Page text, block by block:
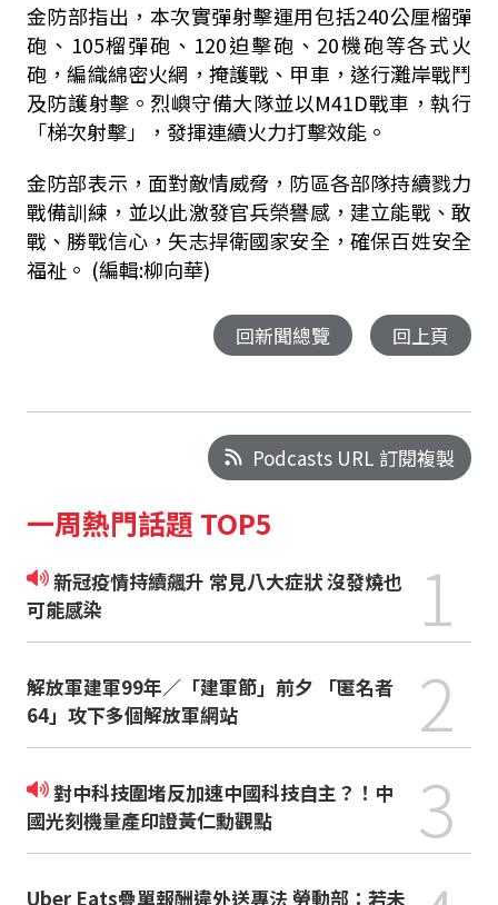
金防部指出，本次實彈射擊運用包括240公厘榴彈
砲、 105榴彈砲、 120迫擊砲、 20機砲等各式火
砲，編織綿密火網，掩護戰、甲車，遂行灘岸戰鬥
及防護射擊。烈嶼守備大隊並以M41D戰車，執行
「梯次射擊」，發揮連續火力打擊效能。
金防部表示，面對敵情威脅，防區各部隊持續戮力
戰備訓練，並以此激發官兵榮譽感，建立能戰、敢
戰、勝戰信心，矢志捍衛國家安全，確保百姓安全
福祉。 (編輯:柳向華)
回新聞總覽 回上頁
Podcasts URL 訂閱複製
一周熱門話題 TOP5
新冠疫情持續飆升 常見八大症狀 沒發燒也
可能感染
1
解放軍建軍99年／「建軍節」前夕 「匿名者
64」攻下多個解放軍網站
2
對中科技圍堵反加速中國科技自主？！中
國光刻機量產印證黃仁勳觀點
3
Uber Eats疊單報酬違外送專法 勞動部：若未